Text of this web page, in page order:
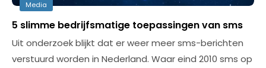
Media
5 slimme bedrijfsmatige toepassingen van sms
Uit onderzoek blijkt dat er weer meer sms-berichten
verstuurd worden in Nederland. Waar eind 2010 sms op